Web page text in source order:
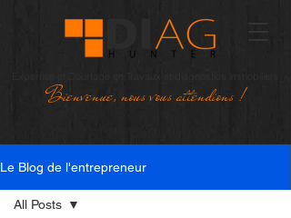
Bienvenue, nous vous attendions !
Le Blog de l'entrepreneur
All Posts